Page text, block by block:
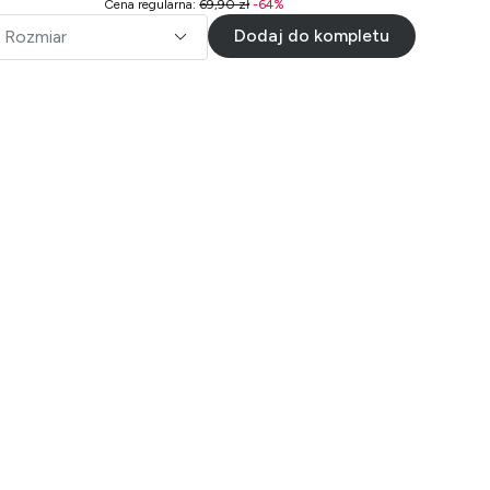
Cena regularna:69,90 zł-64%
Rozmiar Dodaj do kompletu